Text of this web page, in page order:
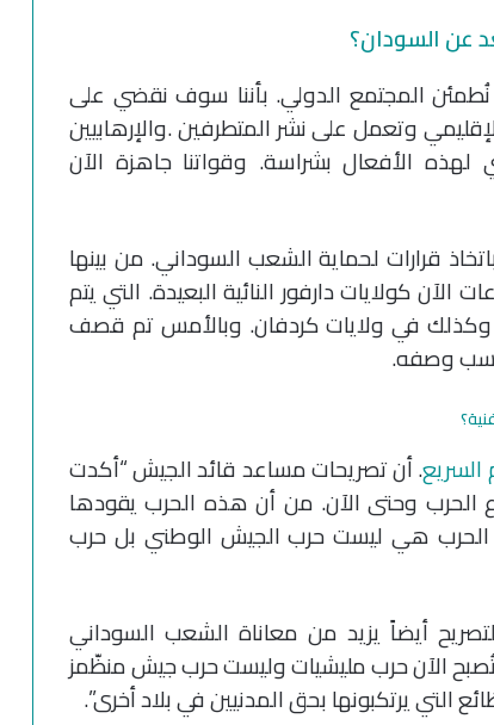
عن السودان؟
نُطمئن المجتمع الدولي. بأننا سوف نقضي على
وتعمل على نشر المتطرفين .والإرهابيين
الأفعال بشراسة. وقواتنا جاهزة الآن
قرارات لحماية الشعب السوداني. من بينها
كولايات دارفور النائية البعيدة. التي يتم
في ولايات كردفان. وبالأمس تم قصف
وصفه.
السريع. أن تصريحات مساعد قائد الجيش “أكدت
الحرب وحتى الآن. من أن هذه الحرب يقودها
الحرب هي ليست حرب الجيش الوطني بل حرب
أيضاً يزيد من معاناة الشعب السوداني
الآن حرب مليشيات وليست حرب جيش منظّمز
يرتكبونها بحق المدنيين في بلاد أخرى”.